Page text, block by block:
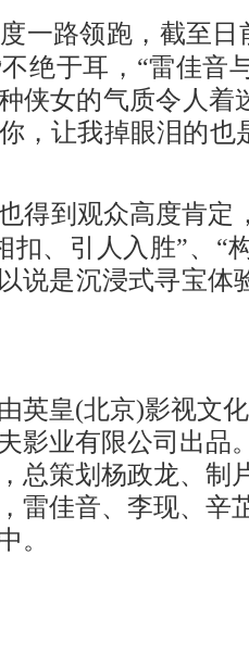
一路领跑，截至日
绝于耳， “雷佳音
侠女的气质令人着
，让我掉眼泪的也
得到观众高度肯定
扣、引人入胜”、“
说是沉浸式寻宝体
英皇(北京)影视文
影业有限公司出品
总策划杨政龙、制
雷佳音、李现、辛
。